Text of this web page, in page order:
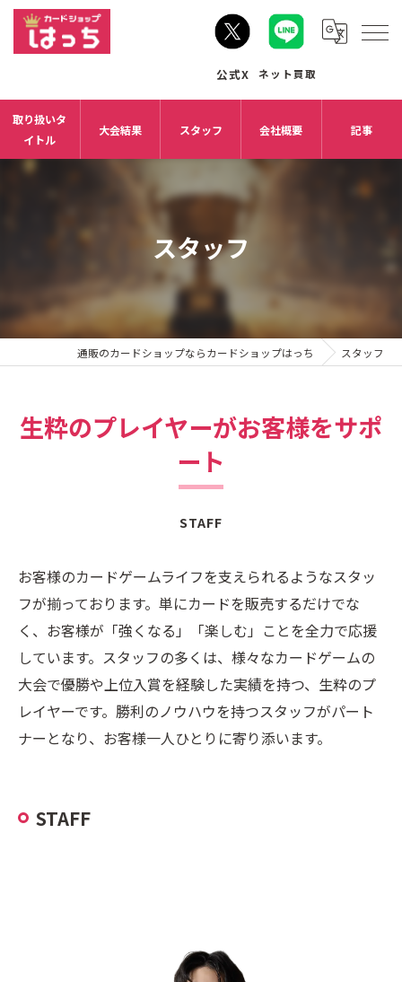
取り扱いタ
イトル
大会結果 スタッフ 会社概要 記事
スタッフ
通販のカードショップならカードショップはっち スタッフ
生粋のプレイヤーがお客様をサポ
ート
STAFF
お客様のカードゲームライフを支えられるようなスタッ
フが揃っております。単にカードを販売するだけでな
く、お客様が「強くなる」「楽しむ」ことを全力で応援
しています。スタッフの多くは、様々なカードゲームの
大会で優勝や上位入賞を経験した実績を持つ、生粋のプ
レイヤーです。勝利のノウハウを持つスタッフがパート
ナーとなり、お客様一人ひとりに寄り添います。
STAFF